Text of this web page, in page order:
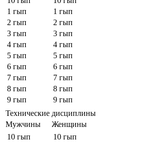
1 гып
2 гып
3 гып
4 гып
5 гып
6 гып
7 гып
8 гып
9 гып
1 гып
2 гып
3 гып
4 гып
5 гып
6 гып
7 гып
8 гып
9 гып
Технические дисциплины
Мужчины
Женщины
10 гып
10 гып